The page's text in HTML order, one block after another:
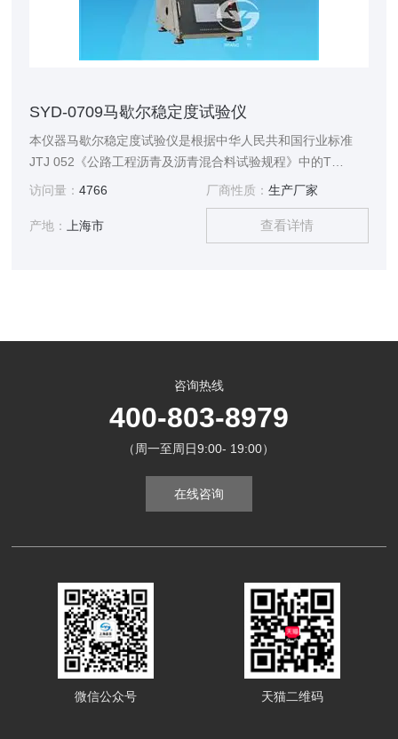
SYD-0709马歇尔稳定度试验仪
本仪器马歇尔稳定度试验仪是根据中华人民共和国行业标准
JTJ 052《公路工程沥青及沥青混合料试验规程》中的T
0709《沥青混合料马歇尔稳定度试验》规定的要求设计制造
沥青混合料的破坏点，以进行沥青混合料的配合比设计或沥青
访问量：4766 厂商性质： 生产厂家
产地： 上海市 查看详情
咨询热线
400-803-8979
（周一至周日9:00- 19:00）
在线咨询
微信公众号 天猫二维码